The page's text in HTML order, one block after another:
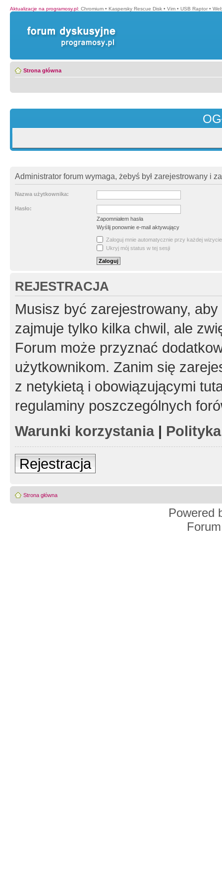
Aktualizacje na programosy.pl: Chromium • Kaspersky Rescue Disk • Vim • USB Raptor •
Strona główna
Administrator forum wymaga, żebyś był zarejestrowany i
Nazwa użytkownika:
Hasło:
Zapomniałem hasła
Wyślij ponownie e-mail aktywujący
Zaloguj mnie automatycznie przy każdej wizycie
Ukryj mój status w tej sesji
REJESTRACJA
Musisz być zarejestrowany,
zajmuje tylko kilka chwil, ale
Forum może przyznać
użytkownikom. Zanim się
z netykietą i obowiązującymi
regulaminy poszczególnych
Warunki korzystania|
Rejestracja
Strona główna
Powered